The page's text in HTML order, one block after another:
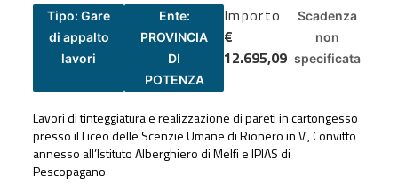
Tipo: Gare
di appalto
lavori
Ente:
PROVINCIA
DI
POTENZA
Importo
€
12.695,09
Scadenza
non
specificata
Lavori di tinteggiatura e realizzazione di pareti in cartongesso
presso il Liceo delle Scenzie Umane di Rionero in V., Convitto
annesso all’Istituto Alberghiero di Melfi e IPIAS di
Pescopagano